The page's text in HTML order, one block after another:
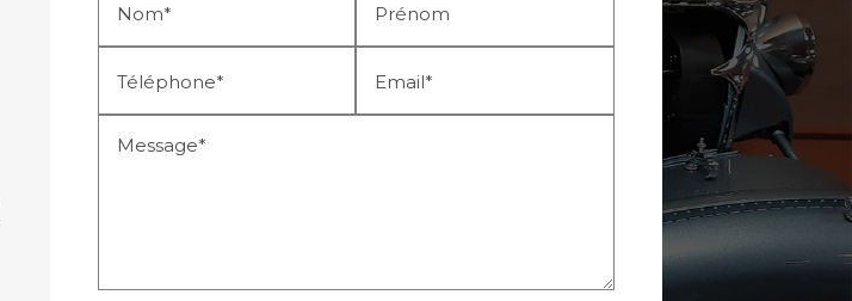
Nom* Prénom
Téléphone* Email*
Message*